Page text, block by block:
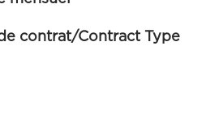
contrat/Contract Type